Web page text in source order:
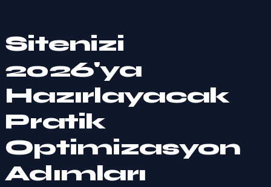
Sitenizi
2026'ya
Hazırlayacak
Pratik
Optimizasyon
Adımları